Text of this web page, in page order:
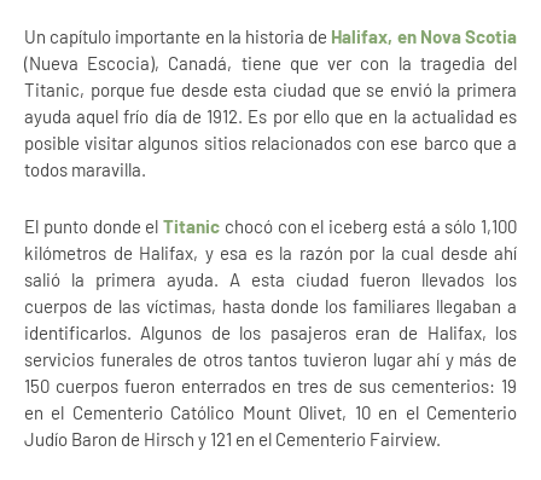
Un capítulo importante en la historia de Halifax, en Nova Scotia
(Nueva Escocia), Canadá, tiene que ver con la tragedia del
Titanic, porque fue desde esta ciudad que se envió la primera
ayuda aquel frío día de 1912. Es por ello que en la actualidad es
posible visitar algunos sitios relacionados con ese barco que a
todos maravilla.
El punto donde el Titanic chocó con el iceberg está a sólo 1,100
kilómetros de Halifax, y esa es la razón por la cual desde ahí
salió la primera ayuda. A esta ciudad fueron llevados los
cuerpos de las víctimas, hasta donde los familiares llegaban a
identificarlos. Algunos de los pasajeros eran de Halifax, los
servicios funerales de otros tantos tuvieron lugar ahí y más de
150 cuerpos fueron enterrados en tres de sus cementerios: 19
en el Cementerio Católico Mount Olivet, 10 en el Cementerio
Judío Baron de Hirsch y 121 en el Cementerio Fairview.